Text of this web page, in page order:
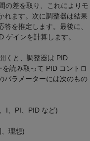
の差を取り、これによりモ
れます。次に調整器は結果
を推定します。最後に、
ゲインを計算します。
くと、調整器は PID
読み取って PID コントロ
パラメーターには次のもの
I、PI、PID など)
理想)